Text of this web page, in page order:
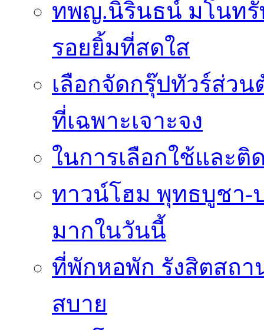
ทพญ.นิรินธน์ มโนท
รอยยิ้มที่สดใส
เลือกจัดกรุ๊ปทัวร์ส่ว
ที่เฉพาะเจาะจง
ในการเลือกใช้และ
ทาวน์โฮม พุทธบูชา-
มากในวันนี้
ที่พักหอพัก รังสิตสถ
สบาย